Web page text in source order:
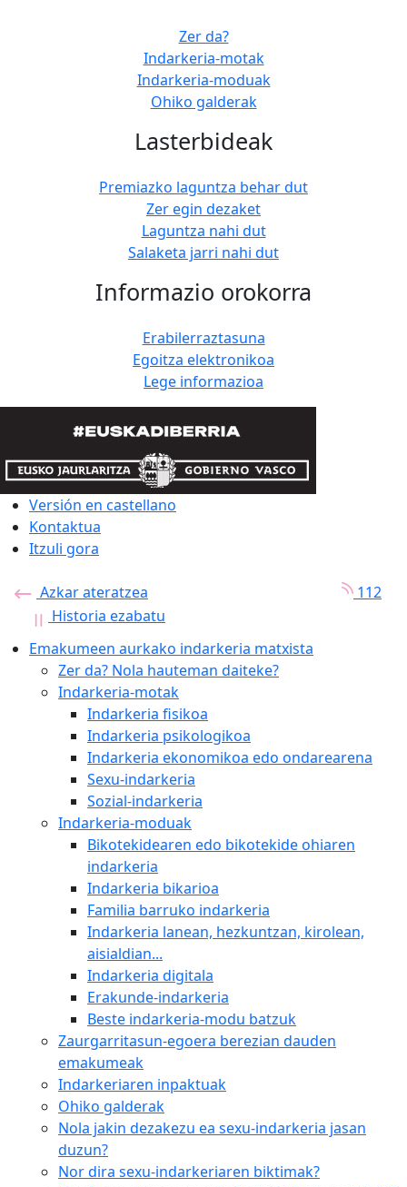
Zer da?
Indarkeria-motak
Indarkeria-moduak
Ohiko galderak
Lasterbideak
Premiazko laguntza behar dut
Zer egin dezaket
Laguntza nahi dut
Salaketa jarri nahi dut
Informazio orokorra
Erabilerraztasuna
Egoitza elektronikoa
Lege informazioa
Versión en castellano
Kontaktua
Itzuli gora
Azkar ateratzea
Historia ezabatu
112
Emakumeen aurkako indarkeria matxista
Zer da? Nola hauteman daiteke?
Indarkeria-motak
Indarkeria fisikoa
Indarkeria psikologikoa
Indarkeria ekonomikoa edo ondarearena
Sexu-indarkeria
Sozial-indarkeria
Indarkeria-moduak
Bikotekidearen edo bikotekide ohiaren
indarkeria
Indarkeria bikarioa
Familia barruko indarkeria
Indarkeria lanean, hezkuntzan, kirolean,
aisialdian...
Indarkeria digitala
Erakunde-indarkeria
Beste indarkeria-modu batzuk
Zaurgarritasun-egoera berezian dauden
emakumeak
Indarkeriaren inpaktuak
Ohiko galderak
Nola jakin dezakezu ea sexu-indarkeria jasan
duzun?
Nor dira sexu-indarkeriaren biktimak?